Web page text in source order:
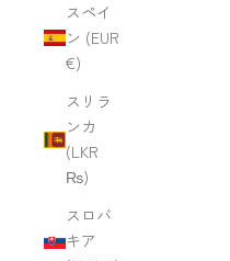
スペイ
ン (EUR
€)
スリラ
ンカ
(LKR
₨)
スロバ
キア